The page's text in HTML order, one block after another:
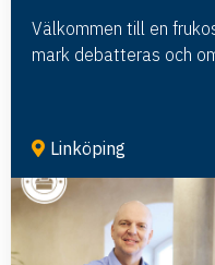
Välkommen till en
mark debatteras och
Linköping